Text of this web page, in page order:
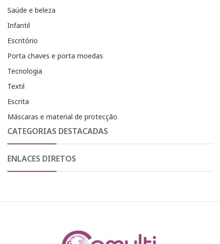
Saúde e beleza
Infantil
Escritório
Porta chaves e porta moedas
Tecnologia
Textil
Escrita
Máscaras e material de protecção
CATEGORIAS DESTACADAS
ENLACES DIRETOS